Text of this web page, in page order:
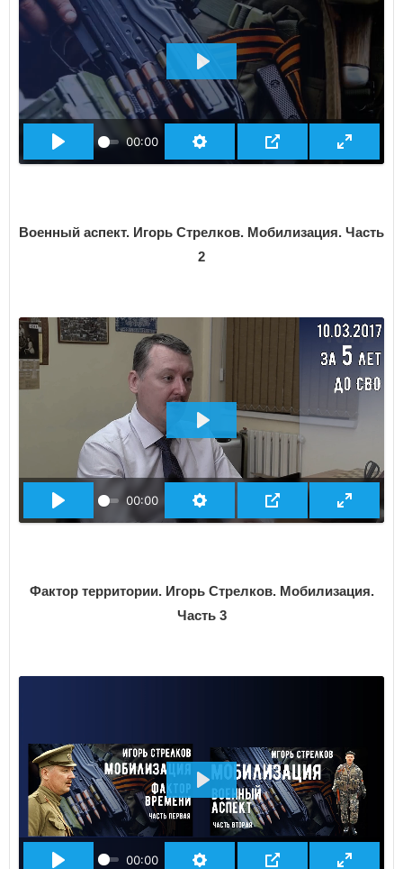
00:00
ВОСПРОИЗВЕСТИ
Военный аспект. Игорь Стрелков. Мобилизация. Часть
2
00:00
ВОСПРОИЗВЕСТИ
Фактор территории. Игорь Стрелков. Мобилизация.
Часть 3
00:00
ВОСПРОИЗВЕСТИ